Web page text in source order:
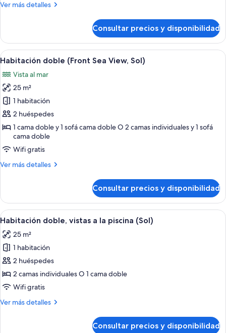
Ver más detalles
Más
doble
(Sol)
Consultar precios y disponibilidad
Abrir
todas
las
fotos
de
Habitación
doble
(Front
Sea
View,
Habitación de hotel con cama,
3
Habitación doble (Front Sea View, Sol)
Vista al mar
25 m²
1 habitación
2 huéspedes
1 cama doble y 1 sofá cama doble O 2 camas individuales y 1 sofá
cama doble
Wifi gratis
Ver más detalles
Más
doble
(Front
Sea
Sol)
Consultar precios y disponibilidad
Abrir
todas
las
fotos
de
Habitación
doble,
a
Habitación de hotel con cama, sofá,
3
Habitación doble, vistas a la piscina (Sol)
25 m²
1 habitación
2 huéspedes
2 camas individuales O 1 cama doble
Wifi gratis
Ver más detalles
Más
Consultar precios y disponibilidad